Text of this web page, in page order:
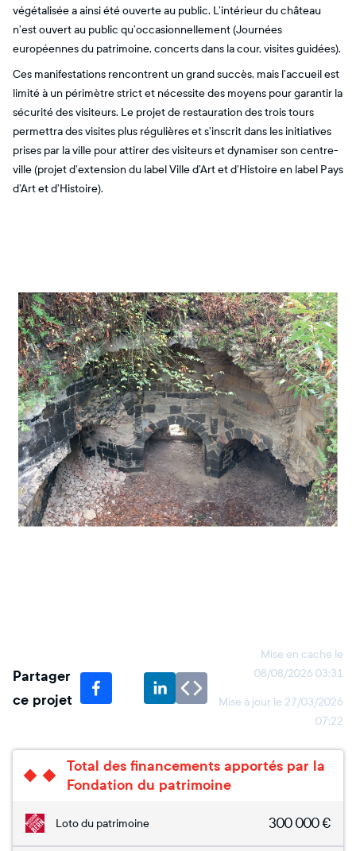
végétalisée a ainsi été ouverte au public. L’intérieur du château
n’est ouvert au public qu’occasionnellement (Journées
européennes du patrimoine, concerts dans la cour, visites guidées).
Ces manifestations rencontrent un grand succès, mais l’accueil est
limité à un périmètre strict et nécessite des moyens pour garantir la
sécurité des visiteurs. Le projet de restauration des trois tours
permettra des visites plus régulières et s’inscrit dans les initiatives
prises par la ville pour attirer des visiteurs et dynamiser son centre-
ville (projet d’extension du label Ville d’Art et d’Histoire en label Pays
d’Art et d’Histoire).
Partager
ce projet
Mise en cache le
08/08/2026 03:31
Mise à jour le 27/03/2026
07:22
Total des financements apportés par la
Fondation du patrimoine
Loto du patrimoine 300 000€